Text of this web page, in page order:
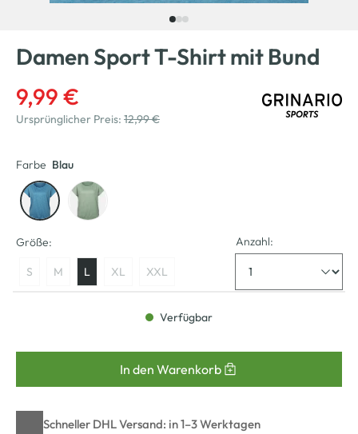
Damen Sport T-Shirt mit Bund
9,99 €
Ursprünglicher Preis: 12,99 €
Farbe Blau
Größe:
S M L XL XXL
Anzahl:
Verfügbar
In den Warenkorb
Schneller DHL Versand: in 1–3 Werktagen